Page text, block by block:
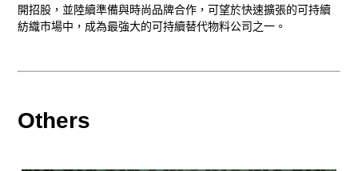
開招股，並陸續準備與時尚品牌合作，可望於快速擴張的可持續
紡織市場中，成為最強大的可持續替代物料公司之一。
Others